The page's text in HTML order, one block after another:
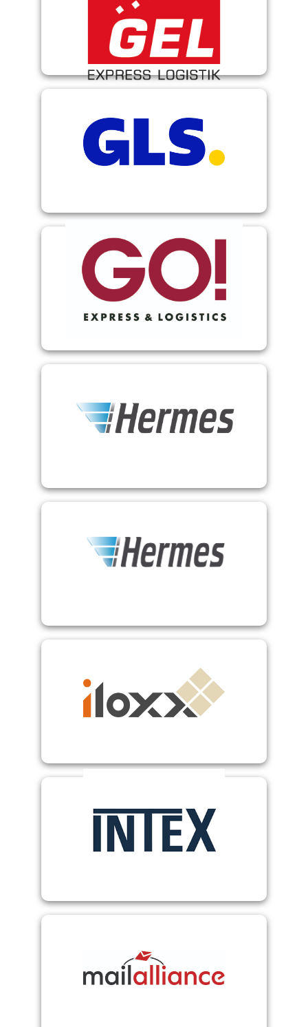
GLS Webservice
GO! Express & Logistics
Hermes HSI
Hermes ProPS
Iloxx
Intex
Wertlogistik mit nationalem und
internationalem Versand
mailalliance
kostenoptimierter Versand